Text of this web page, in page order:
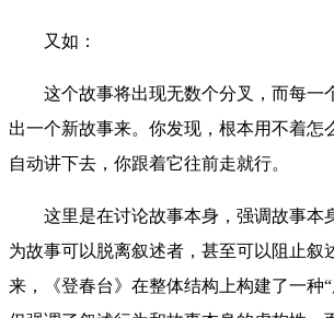
又如：
这个故事将出现无数个分叉，而每一
出一个新故事来。你发现，根本用不着怎
自动讲下去，你跟着它往前走就行。
这里是在讨论故事本身，强调故事本
为故事可以脱离叙述者，甚至可以阻止叙
来，《登春台》在整体结构上构建了一种